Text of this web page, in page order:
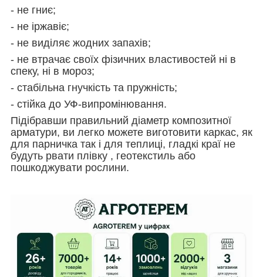
- не гниє;
- не іржавіє;
- не виділяє жодних запахів;
- не втрачає своїх фізичних властивостей ні в
спеку, ні в мороз;
- стабільна гнучкість та пружність;
- стійка до УФ-випромінювання.
Підібравши правильний діаметр композитної
арматури, ви легко можете виготовити каркас, як
для парничка так і для теплиці, гладкі краї не
будуть рвати плівку , геотекстиль або
пошкоджувати рослини.